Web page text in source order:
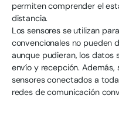
permiten comprender el
distancia.
Los sensores se utilizan
convencionales no pueden
aunque pudieran, los datos
envío y recepción.
sensores conectados a
redes de comunicación